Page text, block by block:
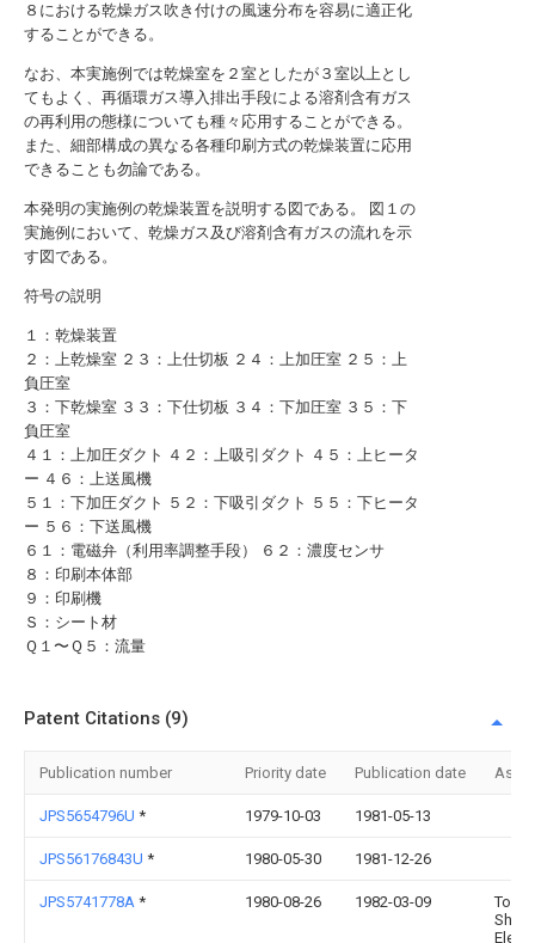
８における乾燥ガス吹き付けの風速分布を容易に適正化
することができる。
なお、本実施例では乾燥室を２室としたが３室以上とし
てもよく、再循環ガス導入排出手段による溶剤含有ガス
の再利用の態様についても種々応用することができる。
また、細部構成の異なる各種印刷方式の乾燥装置に応用
できることも勿論である。
本発明の実施例の乾燥装置を説明する図である。
図１の
実施例において、乾燥ガス及び溶剤含有ガスの流れを示
す図である。
符号の説明
１：乾燥装置
２：上乾燥室 ２３：上仕切板 ２４：上加圧室 ２５：上
負圧室
３：下乾燥室 ３３：下仕切板 ３４：下加圧室 ３５：下
負圧室
４１：上加圧ダクト ４２：上吸引ダクト ４５：上ヒータ
ー ４６：上送風機
５１：下加圧ダクト ５２：下吸引ダクト ５５：下ヒータ
ー ５６：下送風機
６１：電磁弁（利用率調整手段） ６２：濃度センサ
８：印刷本体部
９：印刷機
Ｓ：シート材
Ｑ１〜Ｑ５：流量
Patent Citations (9)
Publication number Priority date Publication date
JPS5654796U * 1979-10-03 1981-05-13
JPS56176843U * 1980-05-30 1981-12-26
JPS5741778A * 1980-08-26 1982-03-09
Tokyo